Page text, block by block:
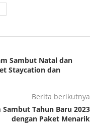
Sambut Natal dan
Staycation dan
Berita berikutnya
Tahun Baru 2023
dengan Paket Menarik